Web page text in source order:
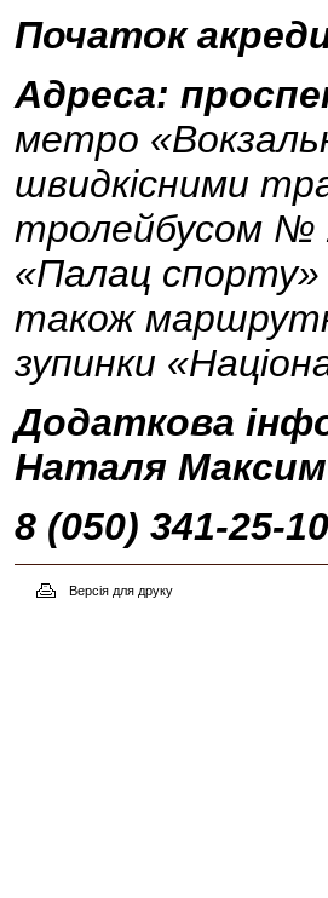
Початок
Адреса:
метро
швидкісними
тролейбусом №
«Палац
також
зупинки
Додаткова
Наталя
8 (050) 341-25-
Версія для друку